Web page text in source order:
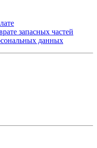
запасных частей
данных